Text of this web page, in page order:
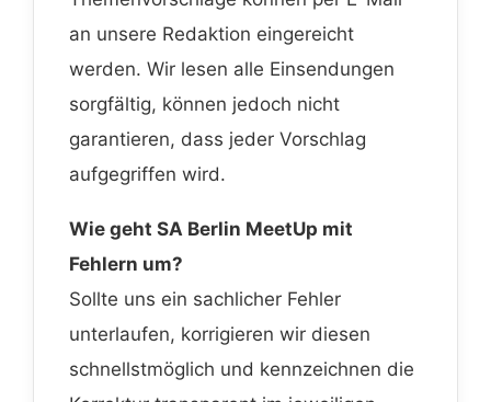
an unsere Redaktion eingereicht
werden. Wir lesen alle Einsendungen
sorgfältig, können jedoch nicht
garantieren, dass jeder Vorschlag
aufgegriffen wird.
Wie geht SA Berlin MeetUp mit
Fehlern um?
Sollte uns ein sachlicher Fehler
unterlaufen, korrigieren wir diesen
schnellstmöglich und kennzeichnen die